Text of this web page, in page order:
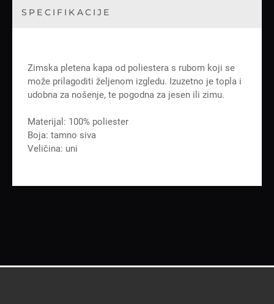
SPECIFIKACIJE
Zimska pletena kapa od poliestera s rubom koji se
može prilagoditi željenom izgledu. Izuzetno je topla i
udobna za nošenje, te pogodna za jesen ili zimu.
Materijal: 100% poliester
Boja: tamno siva
Veličina: uni